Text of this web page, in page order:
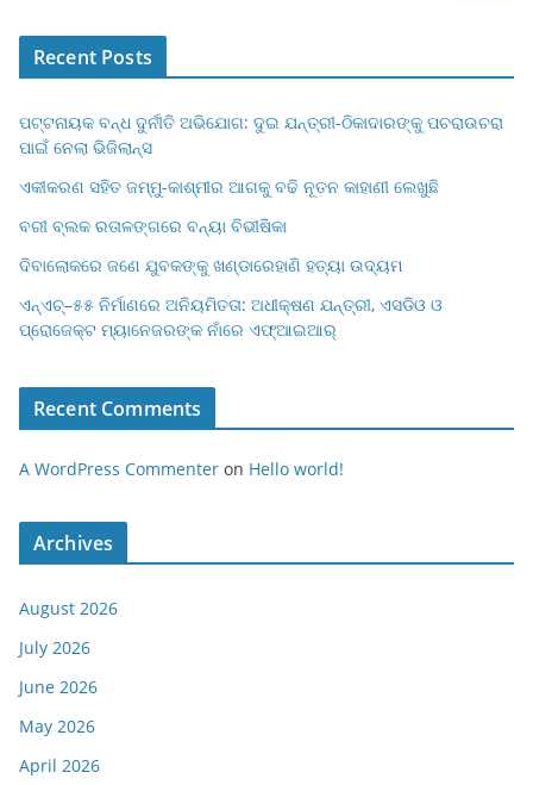
Recent Posts
ପଟ୍ଟନାୟକ ବନ୍ଧ ଦୁର୍ନୀତି ଅଭିଯୋଗ: ଦୁଇ ଯନ୍ତ୍ରୀ-ଠିକାଦାରଙ୍କୁ ପଚରାଉଚରା
ପାଇଁ ନେଲା ଭିଜିଲାନ୍ସ
ଏକୀକରଣ ସହିତ ଜମ୍ମୁ-କାଶ୍ମୀର ଆଗକୁ ବଢି ନୂତନ କାହାଣୀ ଲେଖୁଛି
ବରୀ ବ୍ଲକ ରତାଳଙ୍ଗରେ ବନ୍ୟା ବିଭୀଷିକା
ଦିବାଲୋକରେ ଜଣେ ଯୁବକଙ୍କୁ ଖଣ୍ଡାରେହାଣି ହତ୍ୟା ଉଦ୍ୟମ
ଏନ୍‌ଏଚ୍–୫୫ ନିର୍ମାଣରେ ଅନିୟମିତତା: ଅଧୀକ୍ଷଣ ଯନ୍ତ୍ରୀ, ଏସଡିଓ ଓ
ପ୍ରୋଜେକ୍ଟ ମ୍ୟାନେଜରଙ୍କ ନାଁରେ ଏଫ୍‌ଆଇଆର୍
Recent Comments
A WordPress Commenter on Hello world!
Archives
August 2026
July 2026
June 2026
May 2026
April 2026